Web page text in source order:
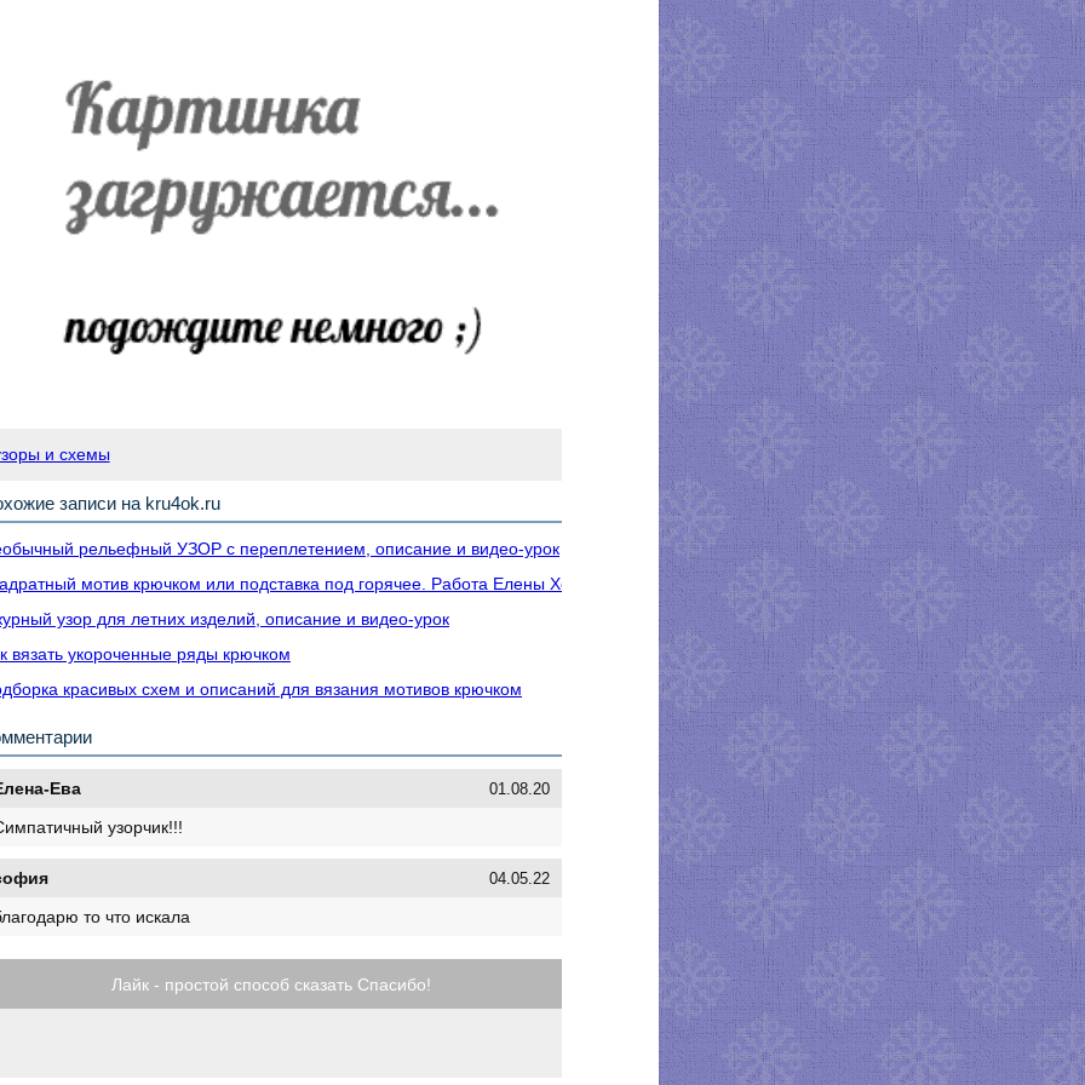
и схемы
записи на kru4ok.ru
рельефный УЗОР с переплетением, описание и видео-урок
мотив крючком или подставка под горячее. Работа Елены Хорошавиной
узор для летних изделий, описание и видео-урок
вязать укороченные ряды крючком
красивых схем и описаний для вязания мотивов крючком
Ева 01.08.20
узорчик!!!
04.05.22
то что искала
Лайк - простой способ сказать Спасибо!